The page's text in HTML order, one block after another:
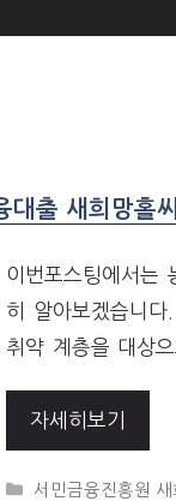
대출 새희망홀
이번포스팅에서는
히 알아보겠습니
취약 계층을 대상
자세히보기
CATEGORIES
서민금융진흥원 새